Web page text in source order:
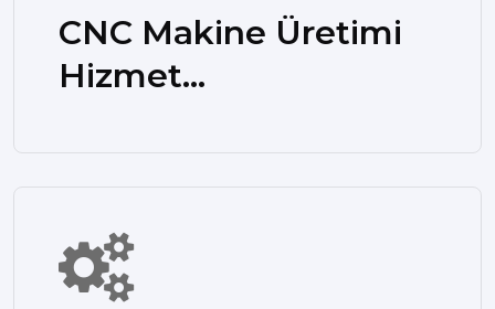
CNC Makine Üretimi
Hizmet...